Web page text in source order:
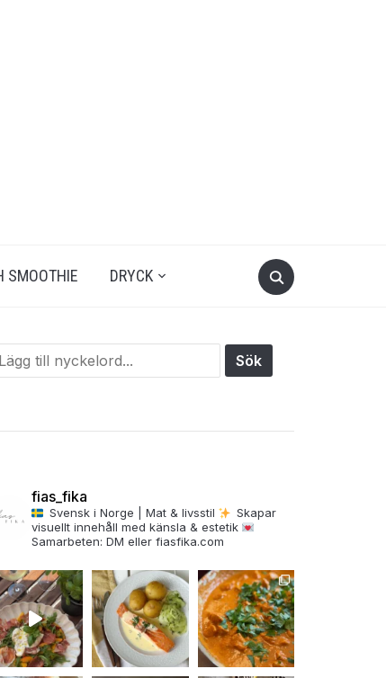
SMOOTHIE DRYCK
fias_fika
Svensk i Norge | Mat & livsstil
Skapar
visuellt innehåll med känsla & estetik
Samarbeten: DM eller fiasfika.com